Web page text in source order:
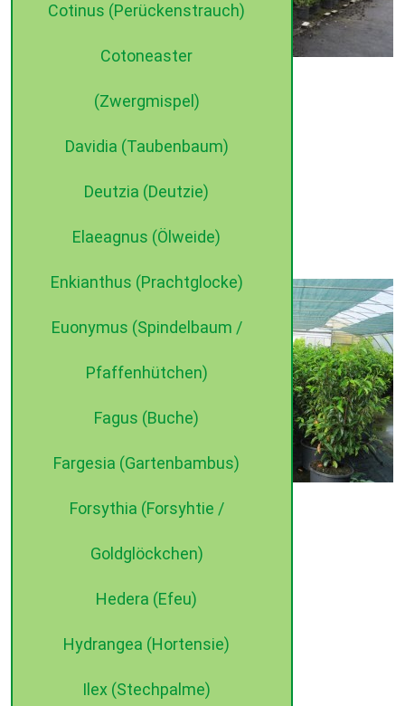
Cotinus (Perückenstrauch)
Cotoneaster
(Zwergmispel)
Davidia (Taubenbaum)
Deutzia (Deutzie)
Elaeagnus (Ölweide)
Enkianthus (Prachtglocke)
Euonymus (Spindelbaum /
Pfaffenhütchen)
Fagus (Buche)
Fargesia (Gartenbambus)
Forsythia (Forsyhtie /
Goldglöckchen)
Hedera (Efeu)
Hydrangea (Hortensie)
Ilex (Stechpalme)
©2015 dehne internet